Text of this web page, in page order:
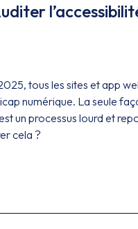
tous les sites et app
numérique. La seule
un processus lourd et
cela ?